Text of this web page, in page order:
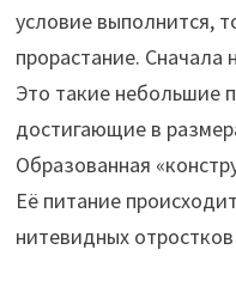
условие выполнится,
прорастание. Сначала
Это такие небольшие
достигающие в
Образованная
Её питание
нитевидных